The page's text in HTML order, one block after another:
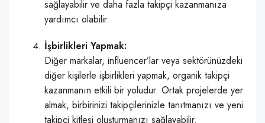
sağlayabilir ve daha fazla takipçi kazanmanıza
yardımcı olabilir.
İşbirlikleri Yapmak:
Diğer markalar, influencer’lar veya sektörünüzdeki
diğer kişilerle işbirlikleri yapmak, organik takipçi
kazanmanın etkili bir yoludur. Ortak projelerde yer
almak, birbirinizi takipçilerinizle tanıtmanızı ve yeni
takipçi kitlesi oluşturmanızı sağlayabilir.